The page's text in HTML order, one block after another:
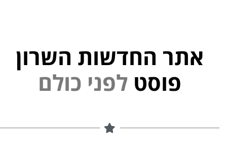
אתר החדשות השרון
פוסט